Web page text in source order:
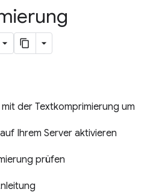
der Textkomprimierung um
Ihrem Server aktivieren
prüfen